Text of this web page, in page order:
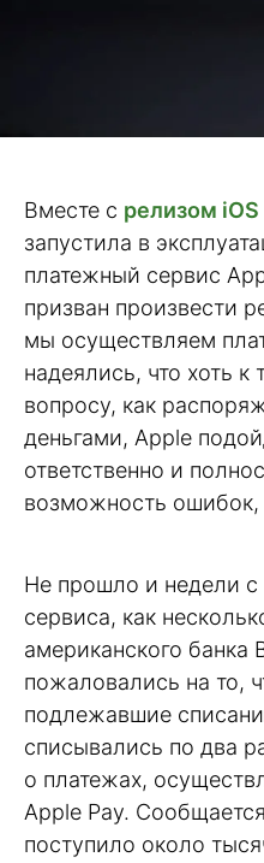
Вместе с релизом iOS
запустила в
платежный сервис
призван произвести
мы осуществляем
надеялись, что хоть к
вопросу, как
деньгами, Apple
ответственно и
возможность ошибок,
Не прошло и недели с
сервиса, как
американского банка
пожаловались на то,
подлежавшие
списывались по два
о платежах,
Apple Pay.
поступило около